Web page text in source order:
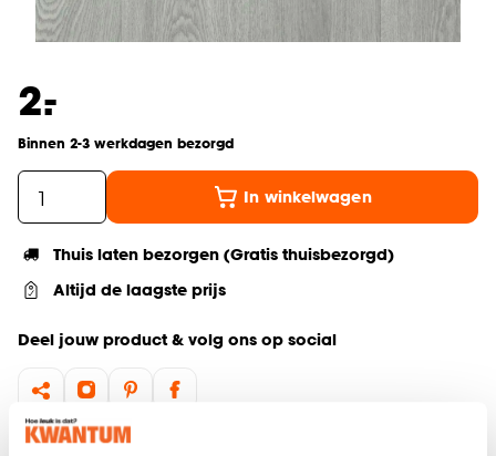
2.
-
Binnen 2-3 werkdagen bezorgd
In winkelwagen
Thuis laten bezorgen (Gratis thuisbezorgd)
Altijd de laagste prijs
Deel jouw product & volg ons op social